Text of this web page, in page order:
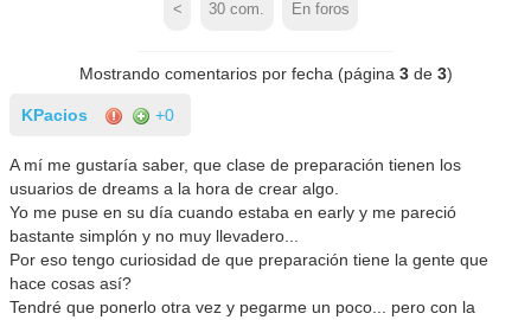
< 30 com. En foros
Mostrando comentarios por fecha (página 3de 3)
KPacios +0
A mí me gustaría saber, que clase de preparación tienen los
usuarios de dreams a la hora de crear algo.
Yo me puse en su día cuando estaba en early y me pareció
bastante simplón y no muy llevadero...
Por eso tengo curiosidad de que preparación tiene la gente que
hace cosas así?
Tendré que ponerlo otra vez y pegarme un poco... pero con la